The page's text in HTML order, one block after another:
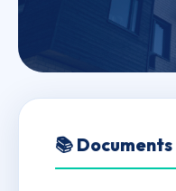
15-17 RUE
📚